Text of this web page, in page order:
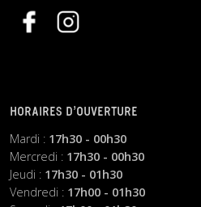
HORAIRES D’OUVERTURE
Mardi : 17h30 - 00h30
Mercredi : 17h30 - 00h30
Jeudi : 17h30 - 01h30
Vendredi : 17h00 - 01h30